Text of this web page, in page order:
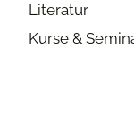
Literatur
Kurse &